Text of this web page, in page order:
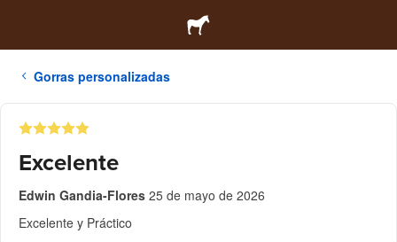
Gorras personalizadas
Excelente
Edwin Gandia-Flores 25 de mayo de 2026
Excelente y Práctico